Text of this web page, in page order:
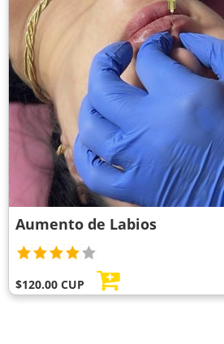
Aumento de Labios
$120.00 CUP